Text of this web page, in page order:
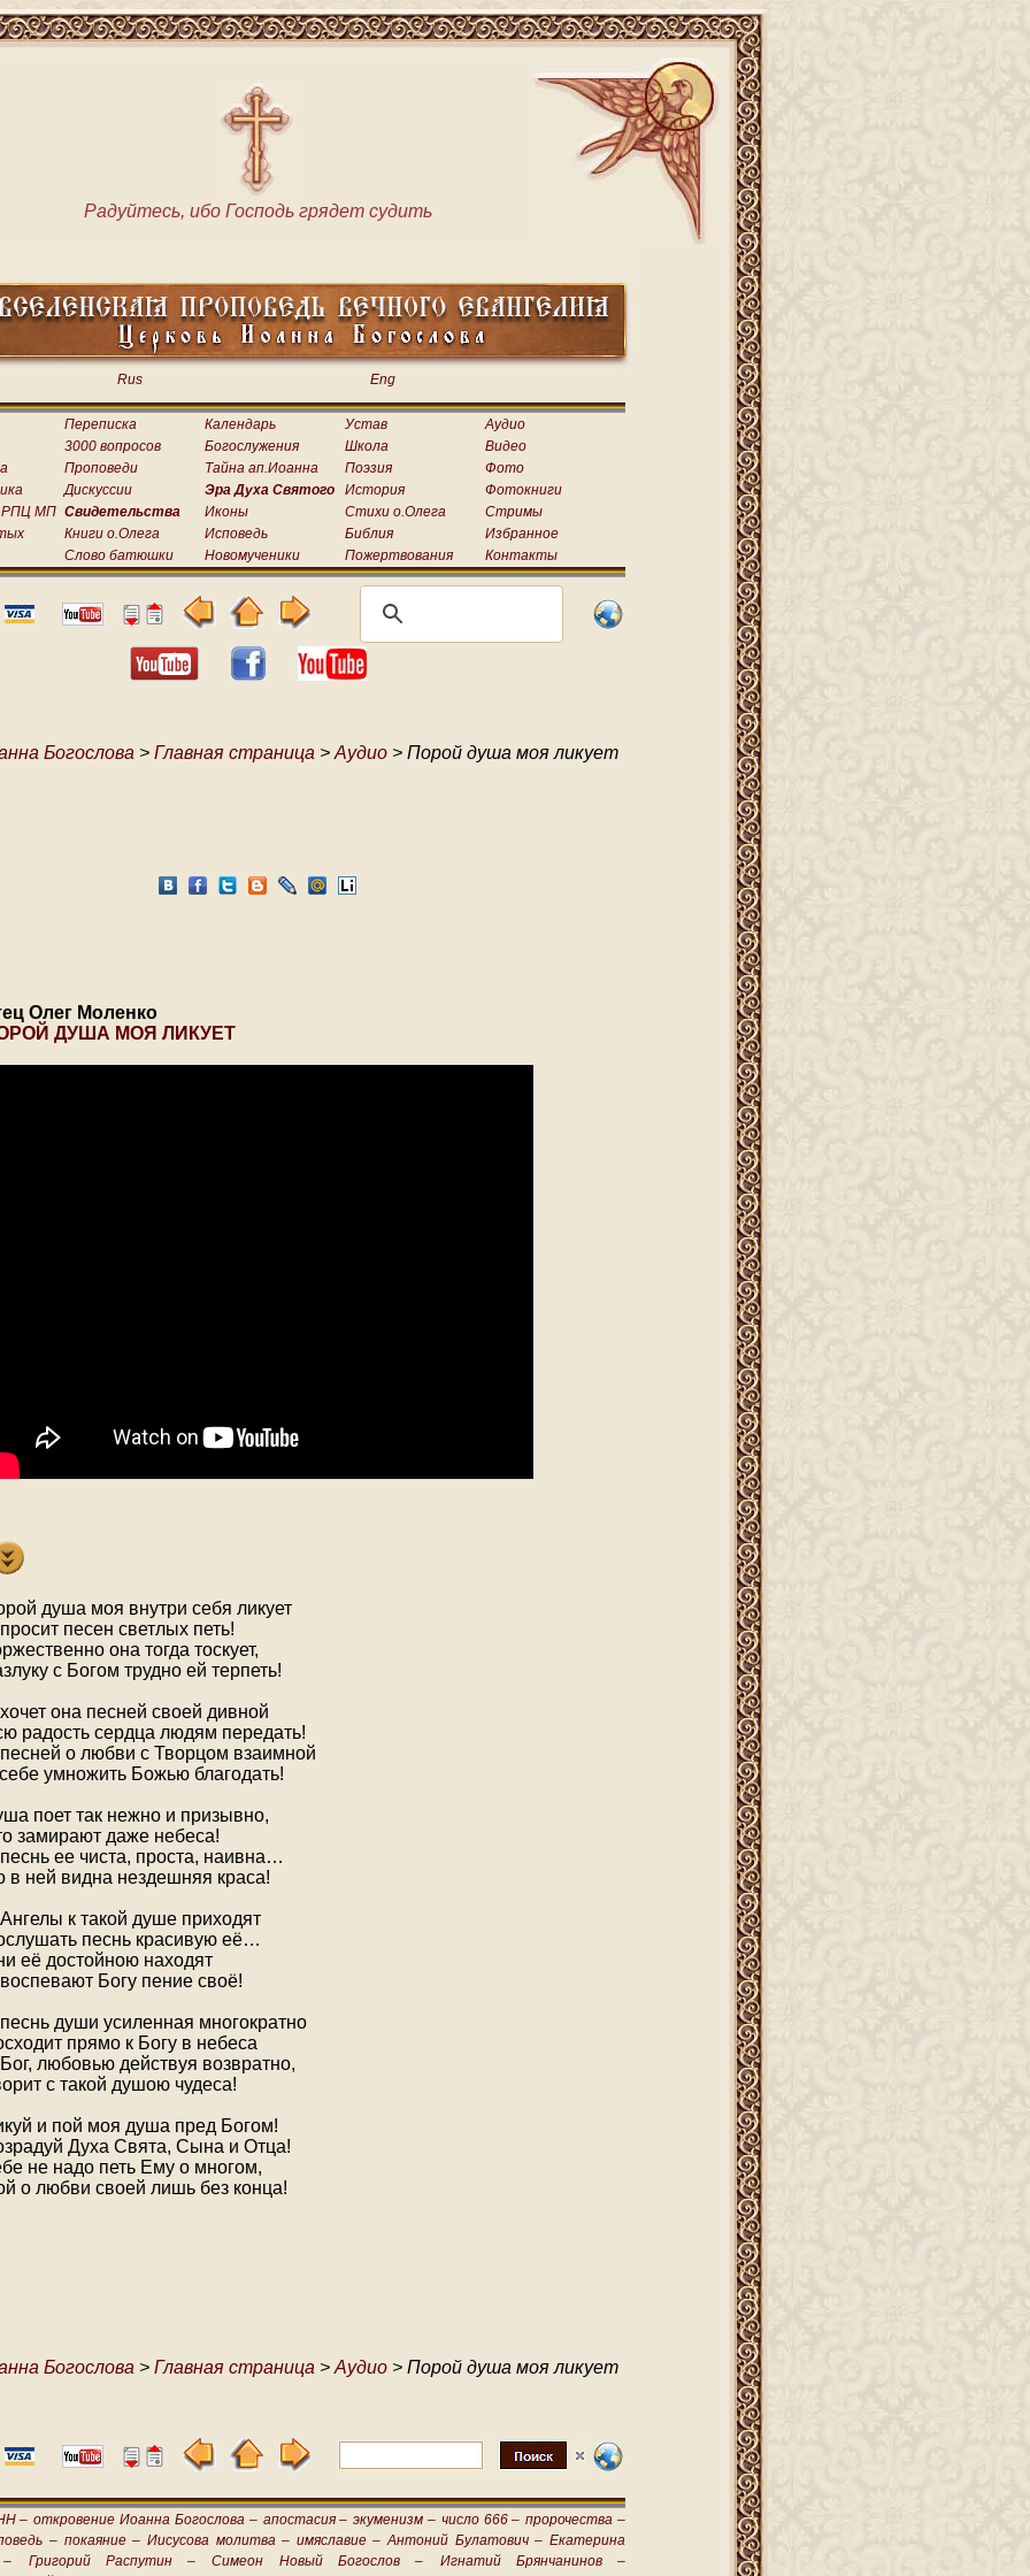
Радуйтесь, ибо Господь грядет судить
Rus Eng
Переписка Календарь Устав
Аудио
3000 вопросов
Богослужения Школа
Видео
Проповеди Тайна ап.Иоанна Поэзия
Фото
Дискуссии Эра Духа Святого История
Фотокниги
РПЦ МП Свидетельства Иконы Стихи о.Олега
Стримы
Книги о.Олега Исповедь Библия
Избранное
Слово батюшки
Новомученики Пожертвования Контакты
Богослова > Главная страница > Аудио> Порой душа моя ликует
Олег Моленко
ДУША МОЯ ЛИКУЕТ
душа моя внутри себя ликует
песен светлых петь!
она тогда тоскует,
с Богом трудно ей терпеть!
она песней своей дивной
радость сердца людям передать!
о любви с Творцом взаимной
умножить Божью благодать!
поет так нежно и призывно,
замирают даже небеса!
ее чиста, проста, наивна…
в ней видна нездешняя краса!
к такой душе приходят
песнь красивую её…
её достойною находят
Богу пение своё!
души усиленная многократно
прямо к Богу в небеса
любовью действуя возвратно,
с такой душою чудеса!
и пой моя душа пред Богом!
Духа Свята, Сына и Отца!
не надо петь Ему о многом,
о любви своей лишь без конца!
Богослова > Главная страница > Аудио> Порой душа моя ликует
– откровение Иоанна Богослова – апостасия – экуменизм – число 666 – пророчества –
– покаяние – Иисусова молитва – имяславие – Антоний Булатович – Екатерина
–
Григорий Распутин – Симеон Новый Богослов –
Игнатий Брянчанинов –